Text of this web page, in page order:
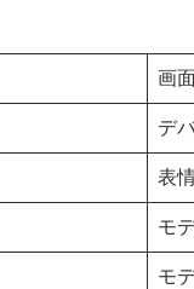
画
デ
表
モ
モ